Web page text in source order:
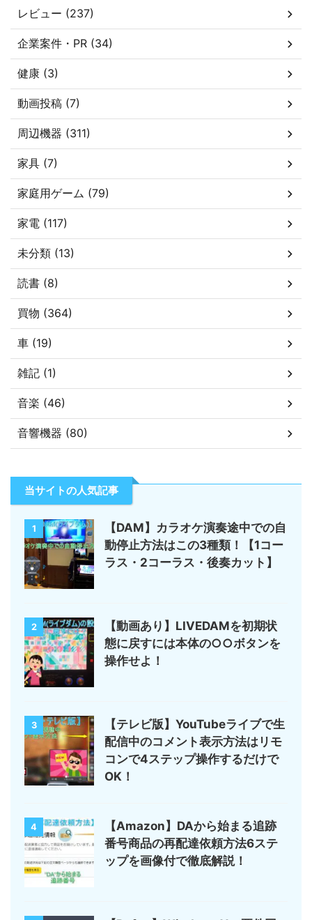
レビュー (237)
企業案件・PR (34)
健康 (3)
動画投稿 (7)
周辺機器 (311)
家具 (7)
家庭用ゲーム (79)
家電 (117)
未分類 (13)
読書 (8)
買物 (364)
車 (19)
雑記 (1)
音楽 (46)
音響機器 (80)
当サイトの人気記事
1
【DAM】カラオケ演奏途中での自
動停止方法はこの3種類！【1コー
ラス・2コーラス・後奏カット】
2
【動画あり】LIVEDAMを初期状
態に戻すには本体の○○ボタンを
操作せよ！
3
【テレビ版】YouTubeライブで生
配信中のコメント表示方法はリモ
コンで4ステップ操作するだけで
OK！
4
【Amazon】DAから始まる追跡
番号商品の再配達依頼方法6ステ
ップを画像付で徹底解説！